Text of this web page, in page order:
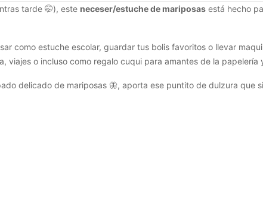
tarde 🤭), este neceser/estuche de mariposas está hecho
como estuche escolar, guardar tus bolis favoritos o llevar
o incluso como regalo cuqui para amantes de la papelería
delicado de mariposas 🦋, aporta ese puntito de dulzura que